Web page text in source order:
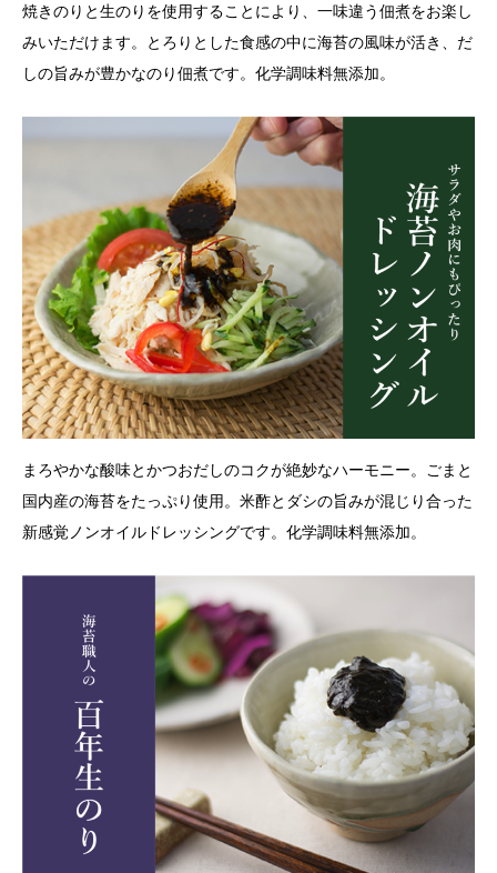
焼きのりと生のりを使用することにより、一味違う佃煮をお楽し
みいただけます。とろりとした食感の中に海苔の風味が活き、だ
しの旨みが豊かなのり佃煮です。化学調味料無添加。
まろやかな酸味とかつおだしのコクが絶妙なハーモニー。ごまと
国内産の海苔をたっぷり使用。米酢とダシの旨みが混じり合った
新感覚ノンオイルドレッシングです。化学調味料無添加。